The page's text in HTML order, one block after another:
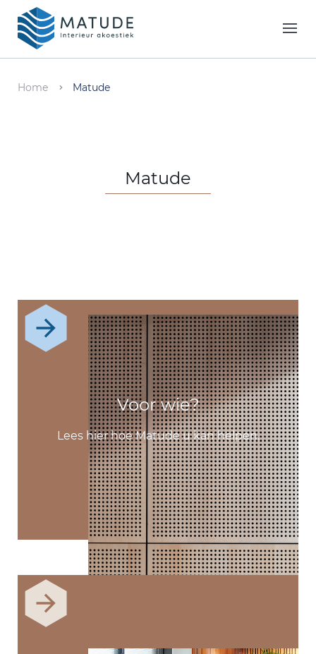
Home
Home Matude
Matude
Voor wie?
Lees hier hoe Matude u kan helpen.